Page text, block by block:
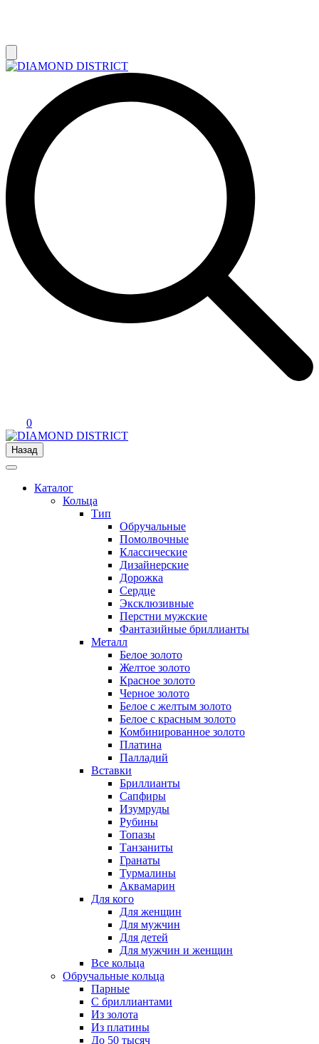
0
Назад
Каталог
Кольца
Тип
Обручальные
Помолвочные
Классические
Дизайнерские
Дорожка
Сердце
Эксклюзивные
Перстни мужские
Фантазийные бриллианты
Металл
Белое золото
Желтое золото
Красное золото
Черное золото
Белое с желтым золото
Белое с красным золото
Комбинированное золото
Платина
Палладий
Вставки
Бриллианты
Сапфиры
Изумруды
Рубины
Топазы
Танзаниты
Гранаты
Турмалины
Аквамарин
Для кого
Для женщин
Для мужчин
Для детей
Для мужчин и женщин
Все кольца
Обручальные кольца
Парные
С бриллиантами
Из золота
Из платины
До 50 тысяч